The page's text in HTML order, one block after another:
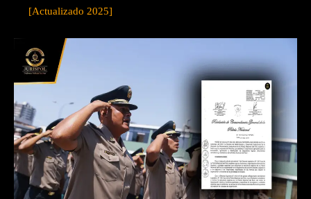
[Actualizado 2025]